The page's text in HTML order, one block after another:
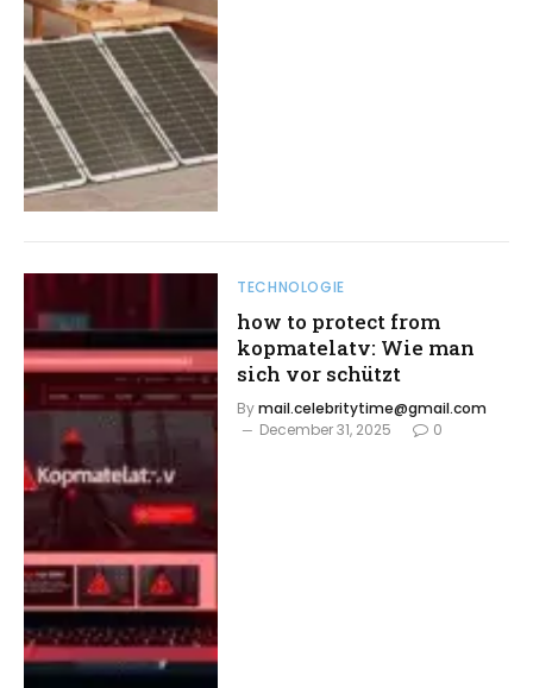
TECHNOLOGIE
how to protect from
kopmatelatv: Wie man
sich vor schützt
Bymail.celebritytime@gmail.com
December 31, 2025
0